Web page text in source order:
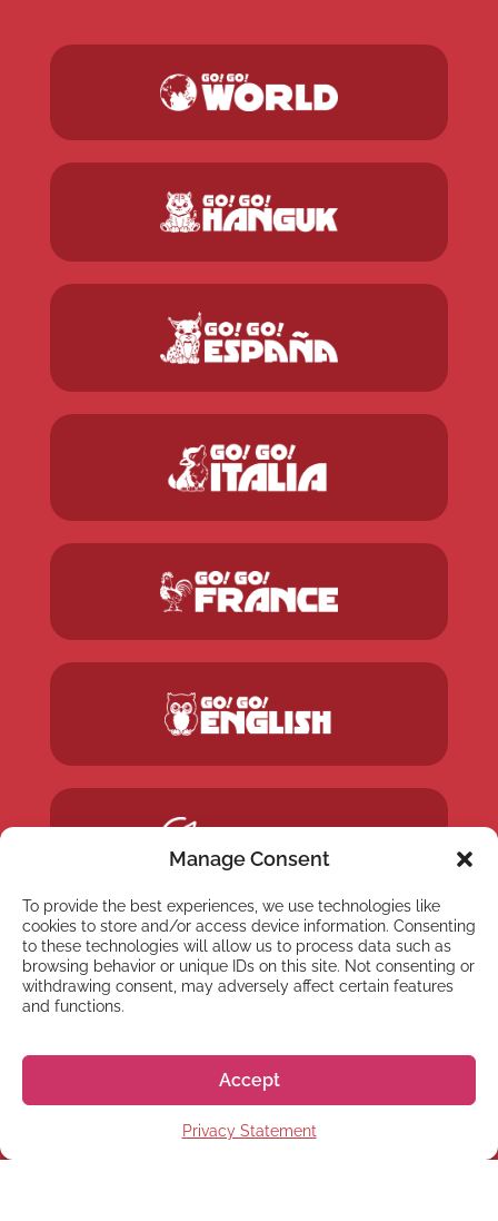
Manage Consent
To provide the best experiences, we use technologies like
cookies to store and/or access device information. Consenting
to these technologies will allow us to process data such as
browsing behavior or unique IDs on this site. Not consenting or
withdrawing consent, may adversely affect certain features
and functions.
Accept
Privacy Statement
NEWSLETTER